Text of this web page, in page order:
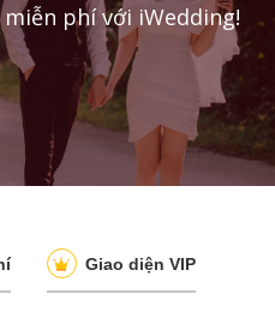
phí với iWedding!
Giao diện VIP